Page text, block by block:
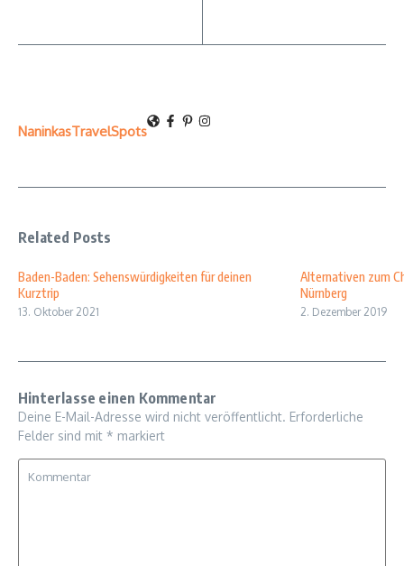
NaninkasTravelSpots
Related Posts
Baden-Baden: Sehenswürdigkeiten für deinen
Kurztrip
13. Oktober 2021
Alternativen zum
Nürnberg
2. Dezember 2019
Hinterlasse einen Kommentar
Deine E-Mail-Adresse wird nicht veröffentlicht. Erforderliche
Felder sind mit * markiert